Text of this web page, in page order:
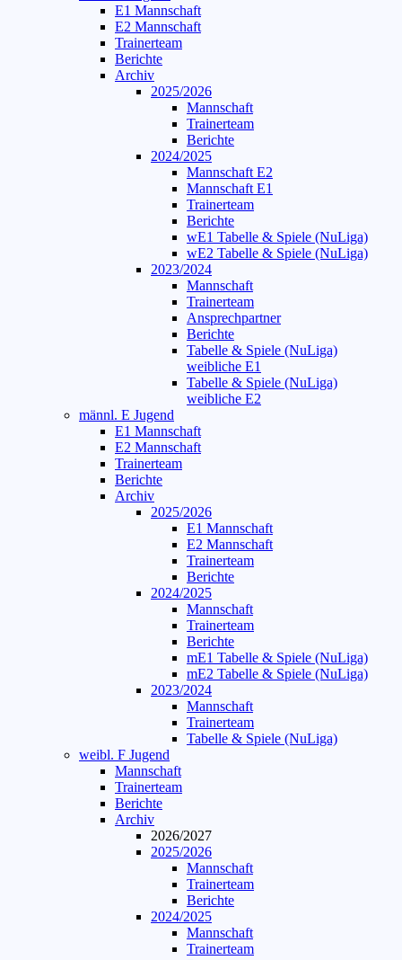
E1 Mannschaft
E2 Mannschaft
Trainerteam
Berichte
Archiv
2025/2026
Mannschaft
Trainerteam
Berichte
2024/2025
Mannschaft E2
Mannschaft E1
Trainerteam
Berichte
wE1 Tabelle & Spiele (NuLiga)
wE2 Tabelle & Spiele (NuLiga)
2023/2024
Mannschaft
Trainerteam
Ansprechpartner
Berichte
Tabelle & Spiele (NuLiga)
weibliche E1
Tabelle & Spiele (NuLiga)
weibliche E2
männl. E Jugend
E1 Mannschaft
E2 Mannschaft
Trainerteam
Berichte
Archiv
2025/2026
E1 Mannschaft
E2 Mannschaft
Trainerteam
Berichte
2024/2025
Mannschaft
Trainerteam
Berichte
mE1 Tabelle & Spiele (NuLiga)
mE2 Tabelle & Spiele (NuLiga)
2023/2024
Mannschaft
Trainerteam
Tabelle & Spiele (NuLiga)
weibl. F Jugend
Mannschaft
Trainerteam
Berichte
Archiv
2026/2027
2025/2026
Mannschaft
Trainerteam
Berichte
2024/2025
Mannschaft
Trainerteam